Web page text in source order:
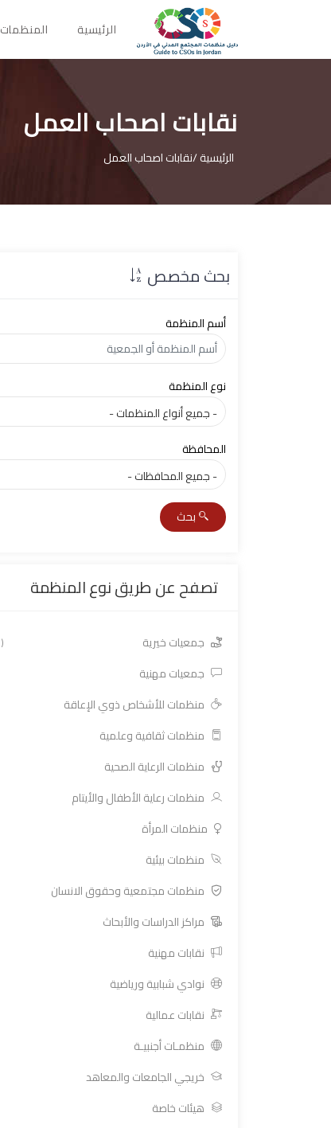
الرئيسية المنظمات
نقابات اصحاب العمل
الرئيسية /نقابات اصحاب العمل
بحث مخصص
أسم المنظمة
نوع المنظمة
المحافظة
بحث
تصفح عن طريق نوع المنظمة
جمعيات خيرية (1144)
جمعيات مهنية
منظمات للأشخاص ذوي الإعاقة
منظمات ثقافية وعلمية
منظمات الرعاية الصحية
منظمات رعاية الأطفال والأيتام
منظمات المرأة
منظمات بيئية
منظمات مجتمعية وحقوق الانسان
مراكز الدراسات والأبحاث
نقابات مهنية
نوادي شبابية ورياضية
نقابات عمالية
منظمـات أجنبيـة
خريجي الجامعات والمعاهد
هيئات خاصة